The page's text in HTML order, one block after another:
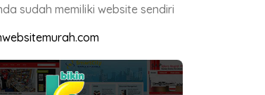
sudah memiliki website sendiri